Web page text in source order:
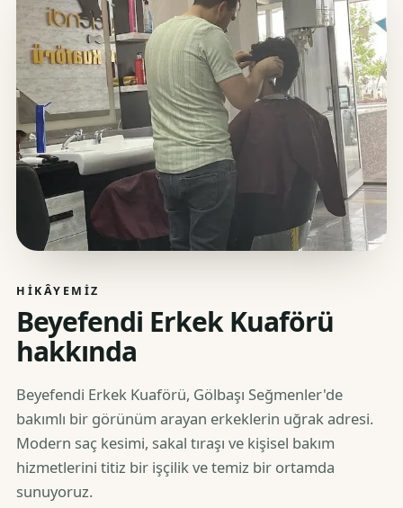
HIKÂYEMIZ
Beyefendi Erkek Kuaförü
hakkında
Beyefendi Erkek Kuaförü, Gölbaşı Seğmenler'de
bakımlı bir görünüm arayan erkeklerin uğrak adresi.
Modern saç kesimi, sakal tıraşı ve kişisel bakım
hizmetlerini titiz bir işçilik ve temiz bir ortamda
sunuyoruz.